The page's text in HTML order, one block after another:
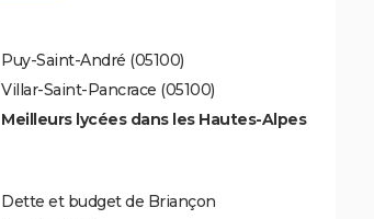
Puy-Saint-André (05100)
Villar-Saint-Pancrace (05100)
Meilleurs lycées dans les Hautes-Alpes
Dette et budget de Briançon